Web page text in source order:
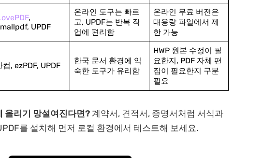
,
UPDF
온라인 도구는 빠르
고, UPDF는 반복 작
업에 편리함
온라인 무료 버전은
대용량 파일에서 제
한 가능
컴, ezPDF, UPDF
한국 문서 환경에 익
숙한 도구가 유리함
HWP 원본 수정이 필
요한지, PDF 자체 편
집이 필요한지 구분
필요
올리기 망설여진다면?계약서, 견적서, 증명서처럼 서식과
를 설치해 먼저 로컬 환경에서 테스트해 보세요.